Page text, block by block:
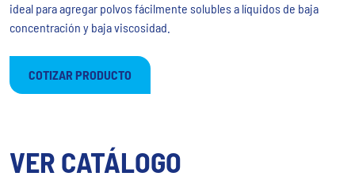
ideal para agregar polvos fácilmente solubles a líquidos de baja
concentración y baja viscosidad.
COTIZAR PRODUCTO
VER CATÁLOGO